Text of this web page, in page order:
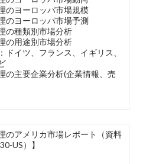
のヨーロッパ市場規模
のヨーロッパ市場予測
の種類別市場分析
の用途別市場分析
ドイツ、フランス、イギリス、
の主要企業分析(企業情報、売
のアメリカ市場レポート（資料
US）】